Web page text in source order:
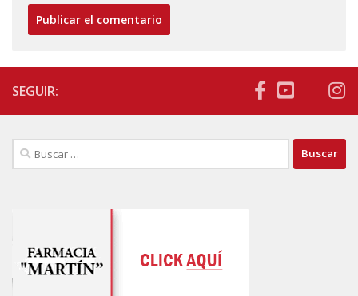
SEGUIR:
Buscar: